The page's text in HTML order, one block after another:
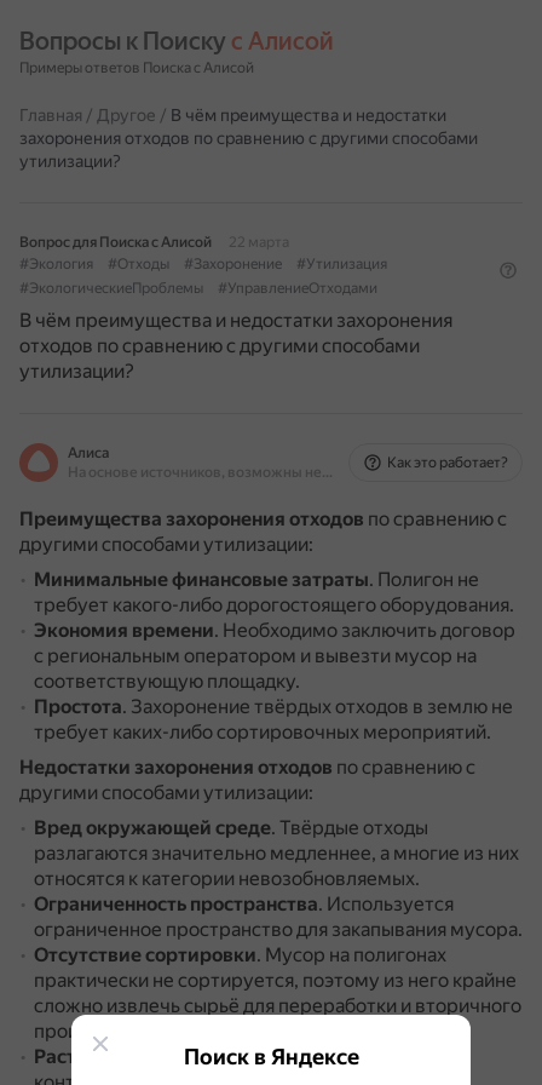
Вопросы к Поиску с Алисой
Примеры ответов Поиска с Алисой
Главная / Другое / В чём преимущества и недостатки
захоронения отходов по сравнению с другими способами
утилизации?
Вопрос для Поиска с Алисой
22 марта
#Экология
#Отходы #Захоронение
#Утилизация
#ЭкологическиеПроблемы
#УправлениеОтходами
В чём преимущества и недостатки захоронения
отходов по сравнению с другими способами
утилизации?
Алиса
На основе источников, возможны неточности
Как это работает?
Преимущества захоронения отходов по сравнению с
другими способами утилизации:
Минимальные финансовые затраты. Полигон не
требует какого-либо дорогостоящего оборудования.
Экономия времени. Необходимо заключить договор
с региональным оператором и вывезти мусор на
соответствующую площадку.
Простота. Захоронение твёрдых отходов в землю не
требует каких-либо сортировочных мероприятий.
Недостатки захоронения отходов по сравнению с
другими способами утилизации:
Вред окружающей среде. Твёрдые отходы
разлагаются значительно медленнее, а многие из них
относятся к категории невозобновляемых.
Ограниченность пространства. Используется
ограниченное пространство для закапывания мусора.
Отсутствие сортировки. Мусор на полигонах
практически не сортируется, поэтому из него крайне
сложно извлечь сырьё для переработки и вторичного
производства.
Растут затраты на обслуживание полигонов
Поиск в Яндексе